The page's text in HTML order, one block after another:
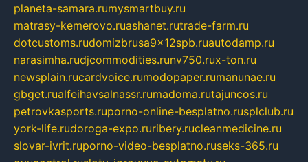
planeta-samara.rumysmartbuy.ru
matrasy-kemerovo.ruashanet.rutrade-farm.ru
dotcustoms.rudomizbrusa9x12spb.ruautodamp.ru
narasimha.rudjcommodities.runv750.rux-ton.ru
newsplain.rucardvoice.rumodopaper.rumanunae.ru
gbget.rualfeihavsalnassr.rumadoma.rutajuncos.ru
petrovkasports.ruporno-online-besplatno.rusplclub.ru
york-life.rudoroga-expo.ruribery.rucleanmedicine.ru
slovar-ivrit.ruporno-video-besplatno.ruseks-365.ru